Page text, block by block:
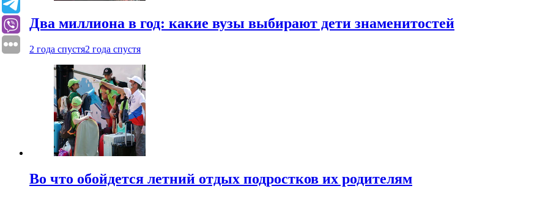
Два миллиона в год: какие вузы выбирают дети знаменитостей
2 года спустя2 года спустя
Во что обойдется летний отдых подростков их родителям